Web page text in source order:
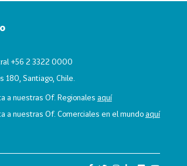
+56 2 3322 0000
180, Santiago, Chile.
a nuestras Of. Regionales aquí
a nuestras Of. Comerciales en el mundoaquí